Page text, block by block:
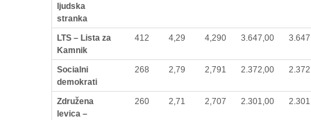
ljudska
stranka
LTS – Lista za
Kamnik
412 4,29 4,290 3.647,00
Socialni
demokrati
268 2,79 2,791 2.372,00
Združena
levica –
260 2,71 2,707 2.301,00